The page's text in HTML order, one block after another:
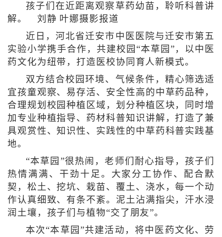
孩子们在近距离观察草药幼苗，聆听科普讲
解。 刘静 叶娜摄影报道
近日，河北省迁安市中医医院与迁安市第五
实验小学携手合作，共建校园“本草园”，以中医
药文化为纽带，打造医校协同育人新模式。
双方结合校园环境、气候条件，精心筛选适
宜孩童观察、易存活、安全性高的中草药品种，
合理规划校园种植区域，划分种植区块，同时增
加专业种植指导、药材科普知识讲解，打造了兼
具观赏性、知识性、实践性的中草药科普实践基
地。
“本草园”很热闹，老师们耐心指导，孩子们
热情满满、干劲十足。大家分工协作、配合默
契，松土、挖坑、栽苗、覆土、浇水，每一个动
作认真细致、有条不紊。泥土沾满指尖，汗水浸
润土壤，孩子们与植物“交了朋友”。
本次“本草园”共建活动，将中医药文化、劳